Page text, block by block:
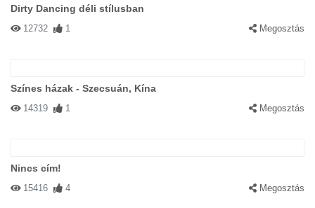
Dirty Dancing déli stílusban
12732 1 Megosztás
Színes házak - Szecsuán, Kína
14319 1 Megosztás
Nincs cím!
15416 4 Megosztás